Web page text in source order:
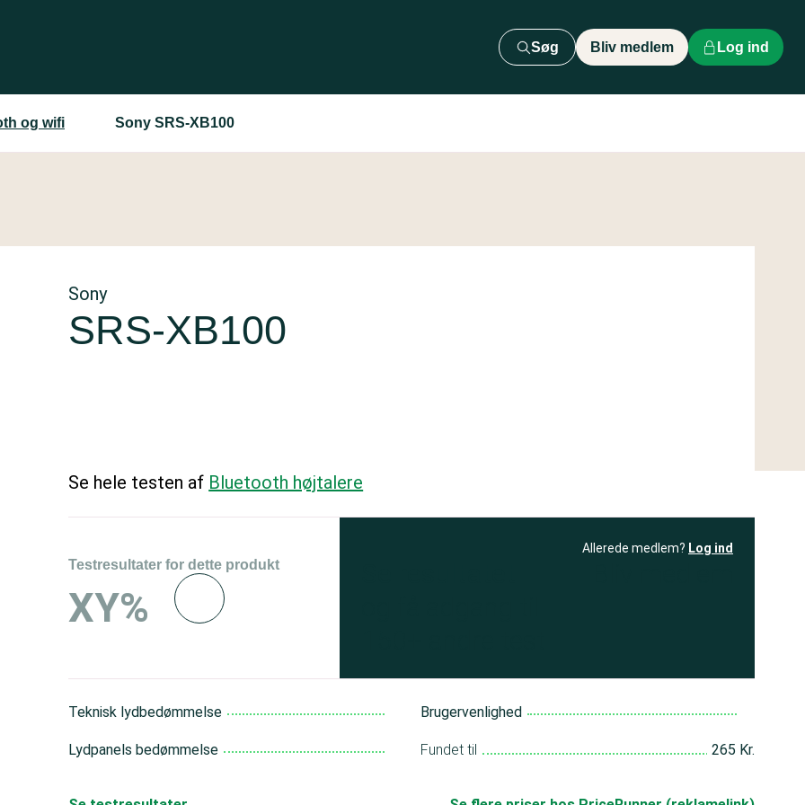
Søg Bliv medlem Log ind
og wifi Sony SRS-XB100
Sony
SRS-XB100
Se hele testen af Bluetooth højtalere
Testresultater for dette produkt
XY%
Allerede medlem? Log ind
Teknisk lydbedømmelse
Lydpanels bedømmelse
Brugervenlighed
Fundet til 265 Kr.